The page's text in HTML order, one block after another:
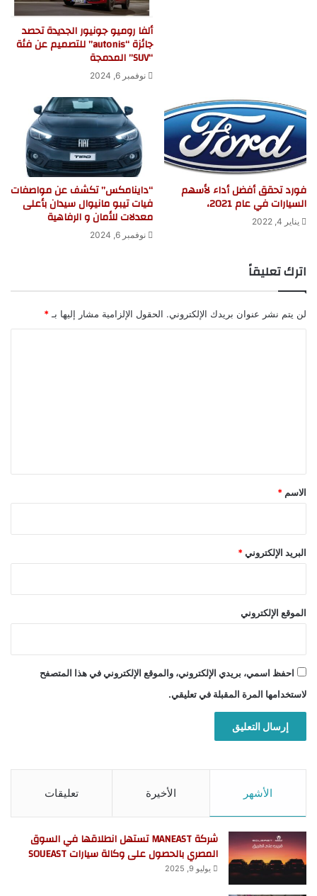
ألفا روميو جونيور الجديدة تحصد
جائزة “autonis” للتصميم عن فئة
“SUV” المدمجة
نوفمبر 6, 2024
فورد تحقق أفضل أداء لأسهم
السيارات في عام 2021،
يناير 4, 2022
“داينامكس” تكشف عن مواصفات
فيات تيبو مانيوال سيدان بأعلى
معدلات للأمان و الرفاهية
نوفمبر 6, 2024
اترك تعليقاً
لن يتم نشر عنوان بريدك الإلكتروني. الحقول الإلزامية مشار إليها بـ *
*
الاسم *
البريد الإلكتروني *
الموقع الإلكتروني
احفظ اسمي، بريدي الإلكتروني، والموقع الإلكتروني في هذا المتصفح
لاستخدامها المرة المقبلة في تعليقي.
الأشهر الأخيرة تعليقات
شركة MANEAST تستهل انطلاقها في السوق
المصري بالحصول على وكالة سيارات SOUEAST
يوليو 9, 2025